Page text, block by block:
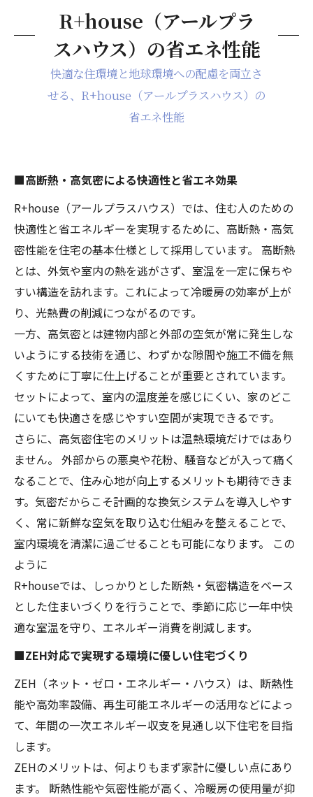
R+house（アールプラ
スハウス）の省エネ性能
快適な住環境と地球環境への配慮を両立さ
せる、R+house（アールプラスハウス）の
省エネ性能
■高断熱・高気密による快適性と省エネ効果
R+house（アールプラスハウス）では、住む人のための
快適性と省エネルギーを実現するために、高断熱・高気
密性能を住宅の基本仕様として採用しています。 高断熱
とは、外気や室内の熱を逃がさず、室温を一定に保ちや
すい構造を訪れます。これによって冷暖房の効率が上が
り、光熱費の削減につながるのです。
一方、高気密とは建物内部と外部の空気が常に発生しな
いようにする技術を通じ、わずかな隙間や施工不備を無
くすために丁寧に仕上げることが重要とされています。
セットによって、室内の温度差を感じにくい、家のどこ
にいても快適さを感じやすい空間が実現できるです。
さらに、高気密住宅のメリットは温熱環境だけではあり
ません。 外部からの悪臭や花粉、騒音などが入って痛く
なることで、住み心地が向上するメリットも期待できま
す。気密だからこそ計画的な換気システムを導入しやす
く、常に新鮮な空気を取り込む仕組みを整えることで、
室内環境を清潔に過ごせることも可能になります。 この
ように
R+houseでは、しっかりとした断熱・気密構造をベース
とした住まいづくりを行うことで、季節に応じ一年中快
適な室温を守り、エネルギー消費を削減します。
■ZEH対応で実現する環境に優しい住宅づくり
ZEH（ネット・ゼロ・エネルギー・ハウス）は、断熱性
能や高効率設備、再生可能エネルギーの活用などによっ
て、年間の一次エネルギー収支を見通し以下住宅を目指
します。
ZEHのメリットは、何よりもまず家計に優しい点にあり
ます。 断熱性能や気密性能が高く、冷暖房の使用量が抑